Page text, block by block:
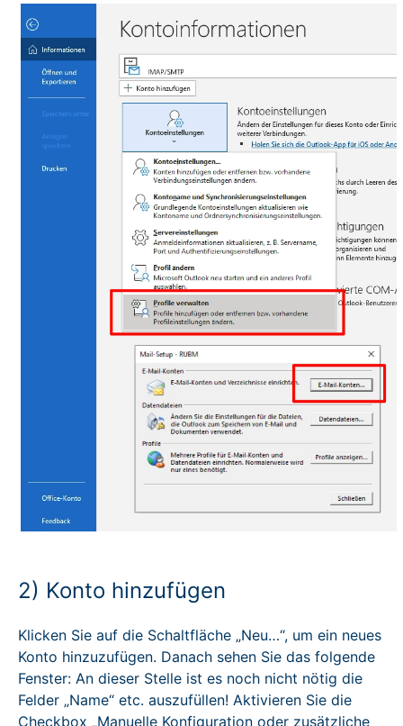
2) Konto hinzufügen
Klicken Sie auf die Schaltfläche „Neu…“, um ein neues
Konto hinzuzufügen. Danach sehen Sie das folgende
Fenster: An dieser Stelle ist es noch nicht nötig die
Felder „Name“ etc. auszufüllen! Aktivieren Sie die
Checkbox „Manuelle Konfiguration oder zusätzliche